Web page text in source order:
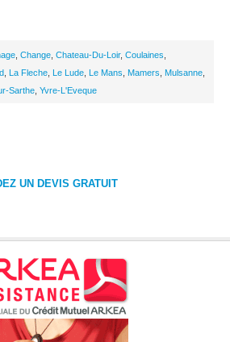
Change Chateau-Du-Loir, Coulaines
La Fleche Le Lude Le Mans Mamers Mulsanne
Sarthe Yvre-L'Eveque
UN DEVIS GRATUIT